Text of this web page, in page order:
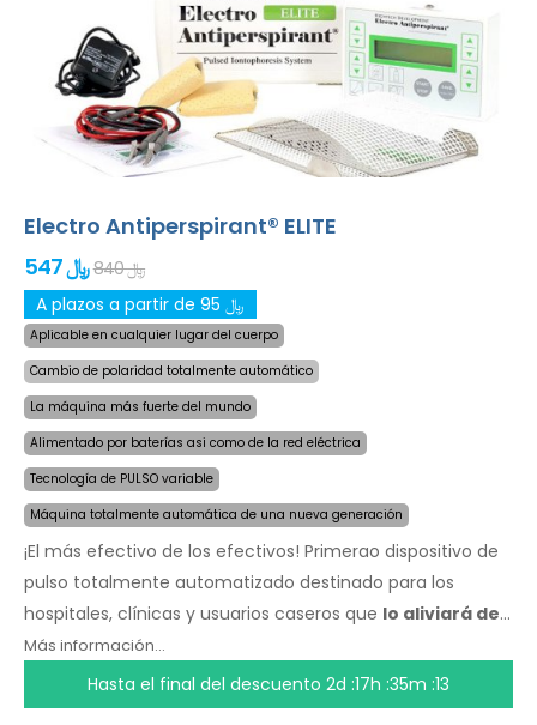
Electro Antiperspirant® ELITE
547 ﷼
840 ﷼
A plazos a partir de 95 ﷼
Aplicable en cualquier lugar del cuerpo
Cambio de polaridad totalmente automático
La máquina más fuerte del mundo
Alimentado por baterías asi como de la red eléctrica
Tecnología de PULSO variable
Máquina totalmente automática de una nueva generación
¡El más efectivo de los efectivos! Primerao dispositivo de
pulso totalmente automatizado destinado para los
hospitales, clínicas y usuarios caseros que lo aliviará de
la sudoración incluso por varios meses con una sola
aplicación. Al comienzo del tratamiento, solo escoge el
área afectada por la sudoración excesiva y la
Más información...
Hasta el final del descuento 2d :17h :35m :13